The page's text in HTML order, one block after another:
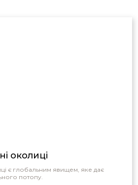
околиці
є глобальним явищем, яке дає
потопу.